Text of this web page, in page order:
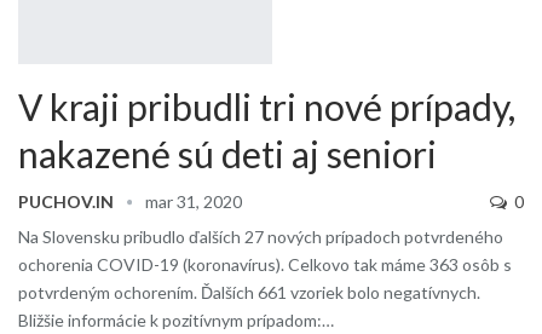
V kraji pribudli tri nové prípady,
nakazené sú deti aj seniori
PUCHOV.IN mar 31, 2020
0
Na Slovensku pribudlo ďalších 27 nových prípadoch potvrdeného
ochorenia COVID-19 (koronavírus). Celkovo tak máme 363 osôb s
potvrdeným ochorením. Ďalších 661 vzoriek bolo negatívnych.
Bližšie informácie k pozitívnym prípadom:…